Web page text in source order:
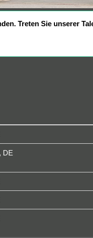
Treten Sie unserer
DE